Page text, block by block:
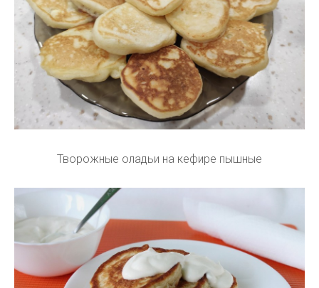
Творожные оладьи на кефире пышные